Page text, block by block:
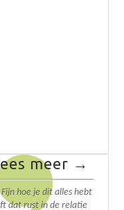
meer →
hoe je dit alles hebt
dat rust in de relatie